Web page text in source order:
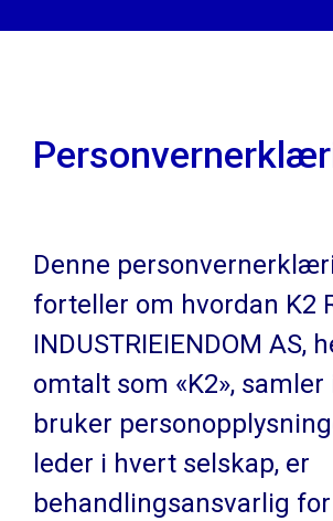
Denne
forteller om hvordan K2
INDUSTRIEIENDOM AS,
omtalt som «K2», samler
bruker
leder i hvert selskap, er
behandlingsansvarlig for